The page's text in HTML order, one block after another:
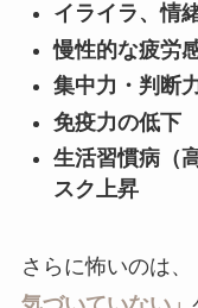
イライラ、情
慢性的な疲労
集中力・判断
免疫力の低下
生活習慣病（
スク上昇
さらに怖いのは、